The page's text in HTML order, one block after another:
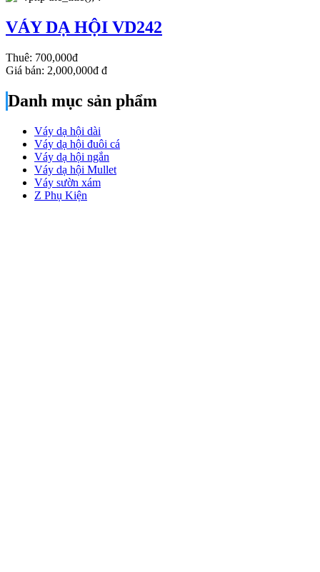
VÁY DẠ HỘI VD242
Thuê: 700,000đ
Giá bán: 2,000,000đ đ
Danh mục sản phẩm
Váy dạ hội dài
Váy dạ hội đuôi cá
Váy dạ hội ngắn
Váy dạ hội Mullet
Váy sườn xám
Z Phụ Kiện